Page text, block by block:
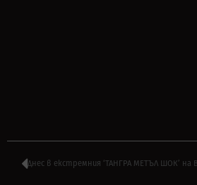
Днес в екстремния ‘ТАНГРА МЕТЪЛ ШОК’